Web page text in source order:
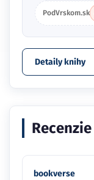
PodVrskom.sk
Detaily knihy
Recenzie
bookverse